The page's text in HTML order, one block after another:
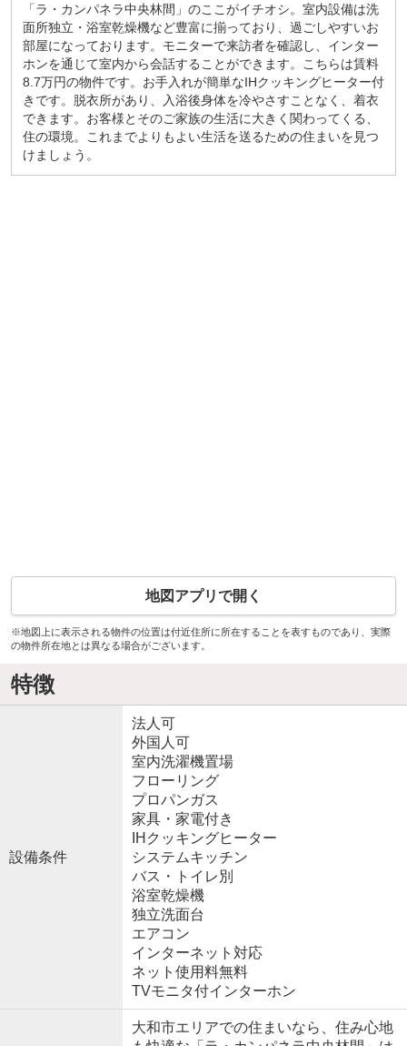
「ラ・カンパネラ中央林間」のここがイチオシ。室内設備は洗
面所独立・浴室乾燥機など豊富に揃っており、過ごしやすいお
部屋になっております。モニターで来訪者を確認し、インター
ホンを通じて室内から会話することができます。こちらは賃料
8.7万円の物件です。お手入れが簡単なIHクッキングヒーター付
きです。脱衣所があり、入浴後身体を冷やさすことなく、着衣
できます。お客様とそのご家族の生活に大きく関わってくる、
住の環境。これまでよりもよい生活を送るための住まいを見つ
けましょう。
地図アプリで開く
※地図上に表示される物件の位置は付近住所に所在することを表すものであり、実際
の物件所在地とは異なる場合がございます。
特徴
設備条件
法人可
外国人可
室内洗濯機置場
フローリング
プロパンガス
家具・家電付き
IHクッキングヒーター
システムキッチン
バス・トイレ別
浴室乾燥機
独立洗面台
エアコン
インターネット対応
ネット使用料無料
TVモニタ付インターホン
大和市エリアでの住まいなら、住み心地